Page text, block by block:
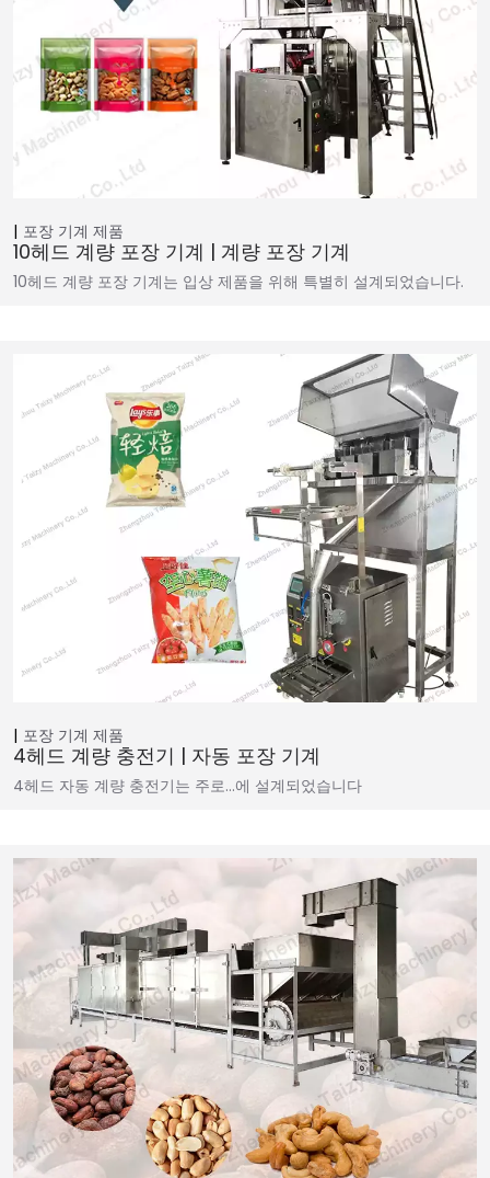
포장 기계 제품
10헤드 계량 포장 기계 | 계량 포장 기계
10헤드 계량 포장 기계는 입상 제품을 위해 특별히 설계되었습니다.
포장 기계 제품
4헤드 계량 충전기 | 자동 포장 기계
4헤드 자동 계량 충전기는 주로…에 설계되었습니다